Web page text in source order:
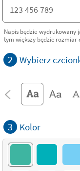
Napis będzie wydrukowany
tym większy będzie rozmiar
2 Wybierz
3 Kolor